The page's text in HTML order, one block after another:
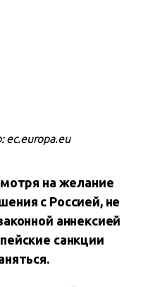
на желание
с Россией, не
аннексией
санкции